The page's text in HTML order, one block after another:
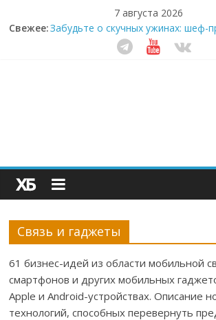
7 августа 2026
Свежее:Забудьте о скучных ужинах: шеф-
которое видит вашу еду насквозь
Небо зовёт: как бизнес на полётах
Секрет супергидратации: почему
пребиотиками становится
здорового питания
Связь и гаджеты
61 бизнес-идей из области мобильной
смартфонов и других мобильных
Apple и Android-устройствах. Описание
технологий, способных перевернуть